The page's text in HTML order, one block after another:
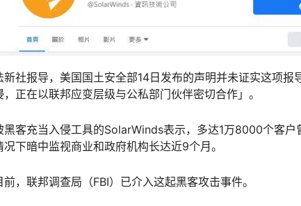
新社报导，美国国土安全部14日发布的声明并未证实这项
，正在以联邦应变层级与公私部门伙伴密切合作」。
黑客充当入侵工具的SolarWinds表示，多达1万8000个客
况下暗中监视商业和政府机构长达近9个月。
前，联邦调查局（FBI）已介入这起黑客攻击事件。